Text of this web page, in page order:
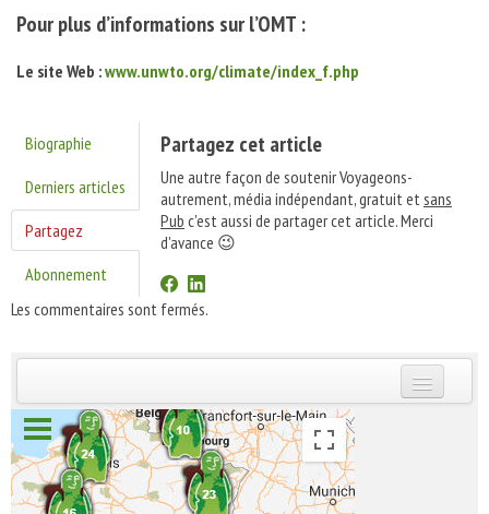
Pour plus d’informations sur l’OMT :
Le site Web :www.unwto.org/climate/index_f.php
Biographie
Derniers articles
Partagez
Abonnement
Partagez cet article
Une autre façon de soutenir Voyageons-
autrement, média indépendant, gratuit et sans
Pub c'est aussi de partager cet article. Merci
d'avance 😉
Les commentaires sont fermés.
INSCRIVEZ-VOUS | ABONNEZ-VOUS